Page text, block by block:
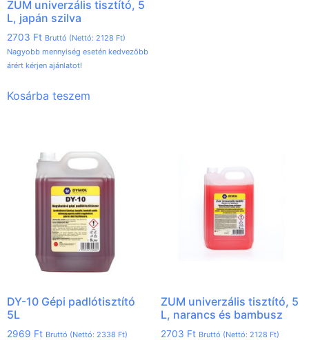
ZUM univerzális tisztító, 5
L, japán szilva
2703 Ft Bruttó (Nettó: 2128 Ft)
Nagyobb mennyiség esetén kedvezőbb
árért kérjen ajánlatot!
Kosárba teszem
DY-10 Gépi padlótisztító
5L
2969 Ft Bruttó (Nettó: 2338 Ft)
ZUM univerzális tisztító, 5
L, narancs és bambusz
2703 Ft Bruttó (Nettó: 2128 Ft)